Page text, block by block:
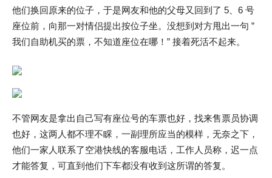
他们换回原来的位子，于是网友和他的父母又回到了 5、6 号
座位前，向那一对情侣提出按位子坐。没想到对方甩出一句 ”
我们自助机买的票，不知道座位在哪！” 接着死活不起来。
不管网友是拿出自己写有座位号的车票也好，找来售票员协调
也好，这两人都不理不睬，一副理所应当的模样，无奈之下，
他们一家人联系了空港快线的客服电话，工作人员称，迟一点
才能答复，可直到他们下车都没有收到这所谓的答复。